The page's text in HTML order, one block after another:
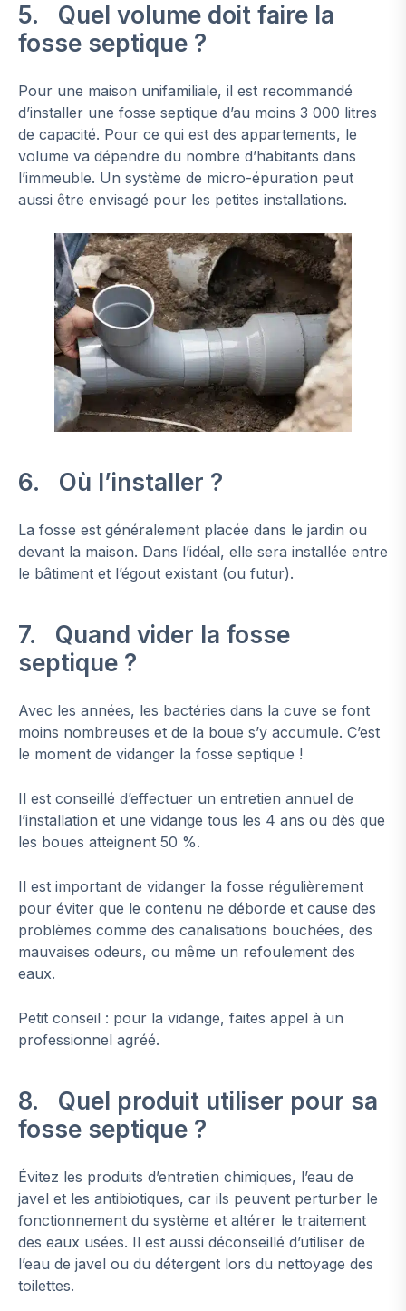
5. Quel volume doit faire la
fosse septique ?
Pour une maison unifamiliale, il est recommandé
d’installer une fosse septique d’au moins 3 000 litres
de capacité. Pour ce qui est des appartements, le
volume va dépendre du nombre d’habitants dans
l’immeuble. Un système de micro-épuration peut
aussi être envisagé pour les petites installations.
6. Où l’installer ?
La fosse est généralement placée dans le jardin ou
devant la maison. Dans l’idéal, elle sera installée entre
le bâtiment et l’égout existant (ou futur).
7. Quand vider la fosse
septique ?
Avec les années, les bactéries dans la cuve se font
moins nombreuses et de la boue s’y accumule. C’est
le moment de vidanger la fosse septique !
Il est conseillé d’effectuer un entretien annuel de
l’installation et une vidange tous les 4 ans ou dès que
les boues atteignent 50 %.
Il est important de vidanger la fosse régulièrement
pour éviter que le contenu ne déborde et cause des
problèmes comme des canalisations bouchées, des
mauvaises odeurs, ou même un refoulement des
eaux.
Petit conseil : pour la vidange, faites appel à un
professionnel agréé.
8. Quel produit utiliser pour sa
fosse septique ?
Évitez les produits d’entretien chimiques, l’eau de
javel et les antibiotiques, car ils peuvent perturber le
fonctionnement du système et altérer le traitement
des eaux usées. Il est aussi déconseillé d’utiliser de
l’eau de javel ou du détergent lors du nettoyage des
toilettes.